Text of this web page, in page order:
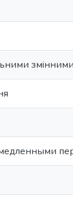
змiнними